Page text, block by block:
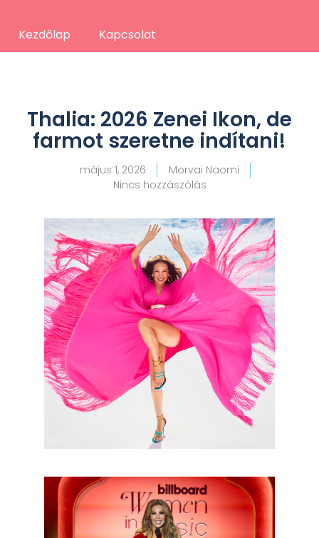
Kezdőlap Kapcsolat
Thalia: 2026 Zenei Ikon, de
farmot szeretne indítani!
május 1, 2026
Morvai Naomi
Nincs hozzászólás